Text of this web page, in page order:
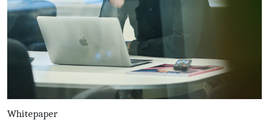
Whitepaper